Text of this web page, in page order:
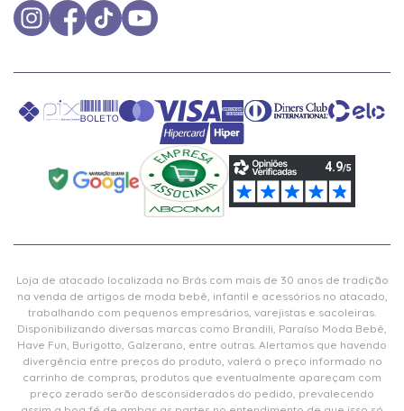
Loja de atacado localizada no Brás com mais de 30 anos de tradição
na venda de artigos de moda bebê, infantil e acessórios no atacado,
trabalhando com pequenos empresários, varejistas e sacoleiras.
Disponibilizando diversas marcas como Brandili, Paraíso Moda Bebê,
Have Fun, Burigotto, Galzerano, entre outras. Alertamos que havendo
divergência entre preços do produto, valerá o preço informado no
carrinho de compras, produtos que eventualmente apareçam com
preço zerado serão desconsiderados do pedido, prevalecendo